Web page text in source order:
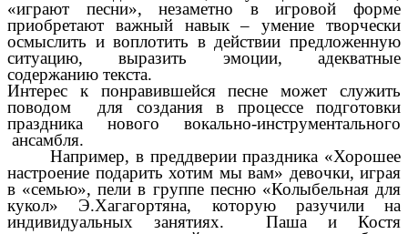
«играют песни», незаметно в игровой форме
приобретают важный навык – умение творчески
осмыслить и воплотить в действии предложенную
ситуацию, выразить эмоции, адекватные
содержанию текста.
Интерес к понравившейся песне может служить
поводом для создания в процессе подготовки
праздника нового вокально-инструментального
ансамбля.
Например, в преддверии праздника «Хорошее
настроение подарить хотим мы вам» девочки, играя
в «семью», пели в группе песню «Колыбельная для
кукол» Э.Хагагортяна, которую разучили на
индивидуальных занятиях. Паша и Костя